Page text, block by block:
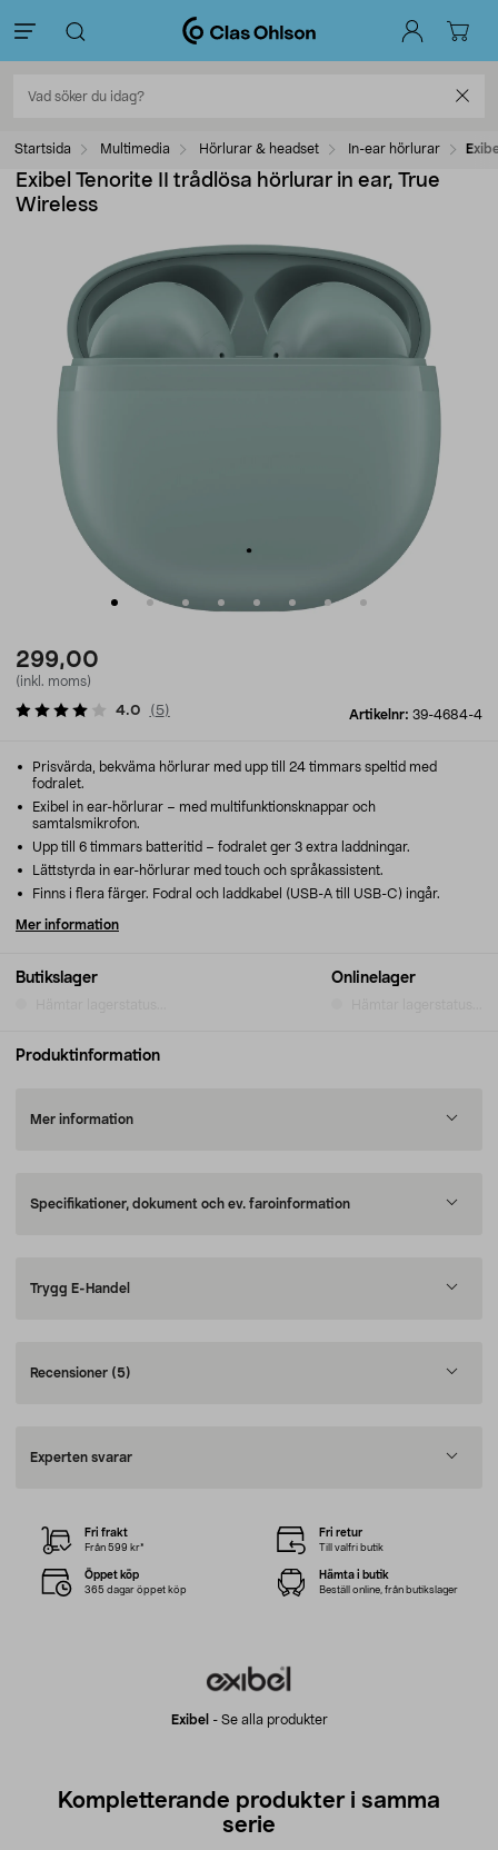
Startsida Multimedia Hörlurar & headset In-ear hörlurar
Exibel Tenorite II trådlösa hörlurar in ear, True
Wireless
299,00
(inkl. moms)
Artikelnr: 39-4684-4
4.0 ( 5)
Butikslager Onlinelager
Prisvärda, bekväma hörlurar med upp till 24 timmars speltid med
fodralet.
Exibel in ear-hörlurar – med multifunktionsknappar och
samtalsmikrofon.
Upp till 6 timmars batteritid – fodralet ger 3 extra laddningar.
Lättstyrda in ear-hörlurar med touch och språkassistent.
Finns i flera färger. Fodral och laddkabel (USB-A till USB-C) ingår.
Mer information
Produktinformation
Mer information
Specifikationer, dokument och ev. faroinformation
Trygg E-Handel
Recensioner (5)
Experten svarar
Exibel - Se alla produkter
Fri frakt
Från 599 kr*
Fri retur
Till valfri butik
Öppet köp
365 dagar öppet köp
Hämta i butik
Beställ online, från butikslager
Kompletterande produkter i samma
serie